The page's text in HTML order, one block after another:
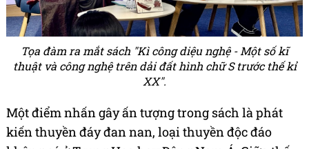
Tọa đàm ra mắt sách "Kì công diệu nghệ - Một số kĩ
thuật và công nghệ trên dải đất hình chữ S trước thế kỉ
XX".
Một điểm nhấn gây ấn tượng trong sách là phát
kiến thuyền đáy đan nan, loại thuyền độc đáo